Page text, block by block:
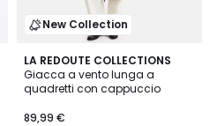
New Collection
LA REDOUTE COLLECTIONS
Giacca a vento lunga a
quadretti con cappuccio
89,99 €